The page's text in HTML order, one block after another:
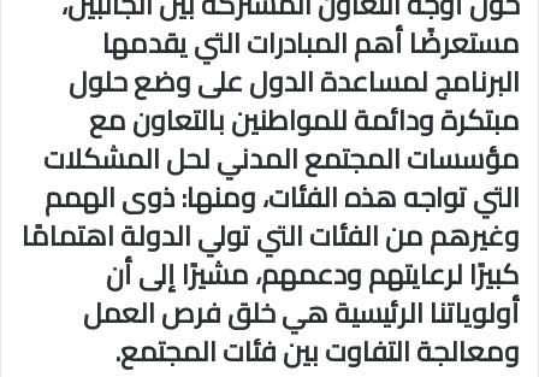
مستعرضًا أهم المبادرات التي يقدمها
البرنامج لمساعدة الدول على وضع حلول
مبتكرة ودائمة للمواطنين بالتعاون مع
مؤسسات المجتمع المدني لحل المشكلات
التي تواجه هذه الفئات، ومنها: ذوى الهمم
وغيرهم من الفئات التي تولي الدولة اهتمامًا
كبيرًا لرعايتهم ودعمهم، مشيرًا إلى أن
أولوياتنا الرئيسية هي خلق فرص العمل
ومعالجة التفاوت بين فئات المجتمع.